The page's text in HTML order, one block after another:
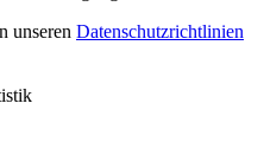
unseren Datenschutzrichtlinien